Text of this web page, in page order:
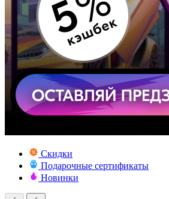
Скидки
Подарочные сертификаты
Новинки